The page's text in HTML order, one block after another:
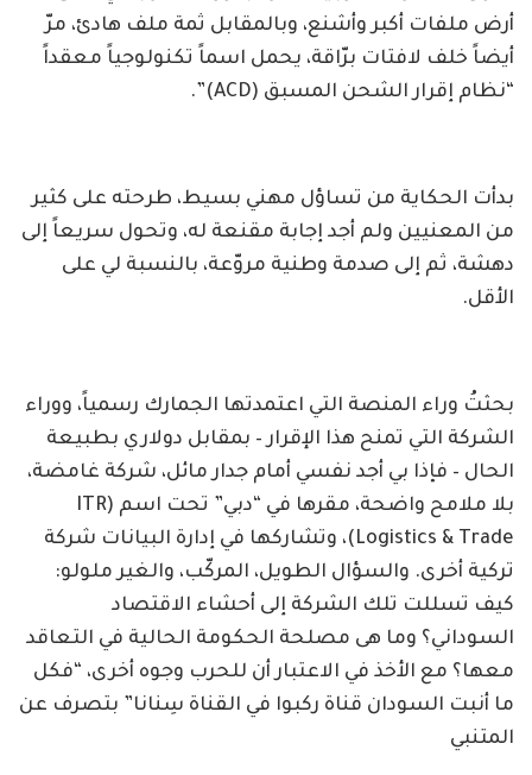
أرض ملفات أكبر وأشنع، وبالمقابل ثمة ملف هادئ، مرّ
أيضاً خلف لافتات برّاقة، يحمل اسماً تكنولوجياً معقداً
“نظام إقرار الشحن المسبق (ACD)”.
بدأت الحكاية من تساؤل مهني بسيط، طرحته على كثير
من المعنيين ولم أجد إجابة مقنعة له، وتحول سريعاً إلى
دهشة، ثم إلى صدمة وطنية مروّعة، بالنسبة لي على
الأقل.
بحثتُ وراء المنصة التي اعتمدتها الجمارك رسمياً، ووراء
الشركة التي تمنح هذا الإقرار – بمقابل دولاري بطبيعة
الحال – فإذا بي أجد نفسي أمام جدار مائل، شركة غامضة،
بلا ملامح واضحة، مقرها في “دبي” تحت اسم (ITR
Logistics & Trade)، وتشاركها في إدارة البيانات شركة
تركية أخرى. والسؤال الطويل، المركّب، والغير ملولو:
كيف تسللت تلك الشركة إلى أحشاء الاقتصاد
السوداني؟ وما هى مصلحة الحكومة الحالية في التعاقد
معها؟ مع الأخذ في الاعتبار أن للحرب وجوه أخرى، “فكل
ما أنبت السودان قناة ركبوا في القناة سِنانا” بتصرف عن
المتنبي